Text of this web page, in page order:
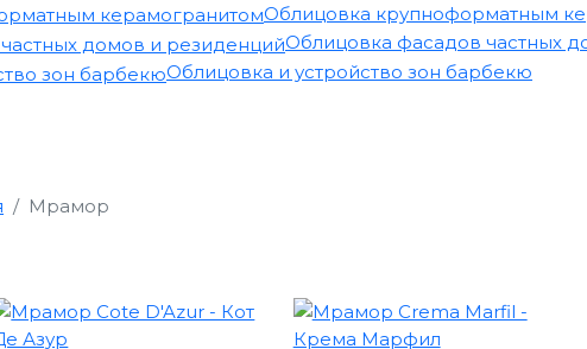
Облицовка крупноформатным
Облицовка фасадов частных
Облицовка и устройство зон барбекю
Мрамор